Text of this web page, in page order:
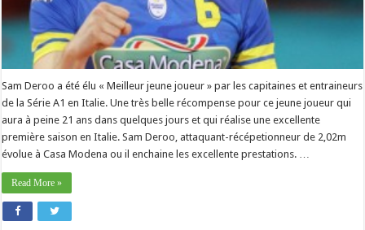
Sam Deroo a été élu « Meilleur jeune joueur » par les capitaines et entraineurs
de la Série A1 en Italie. Une très belle récompense pour ce jeune joueur qui
aura à peine 21 ans dans quelques jours et qui réalise une excellente
première saison en Italie. Sam Deroo, attaquant-récépetionneur de 2,02m
évolue à Casa Modena ou il enchaine les excellente prestations. …
Read More »